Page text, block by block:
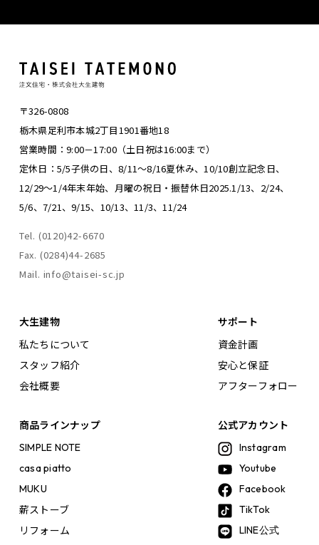
〒326-0808
栃木県足利市本城2丁目1901番地18
営業時間：9:00－17:00（土日祝は16:00まで）
定休日：5/5子供の日、8/11～8/16夏休み、10/10創立記念日、
12/29～1/4年末年始、 月曜の祝日・振替休日2025.1/13、2/24、
5/6、7/21、9/15、10/13、11/3、11/24
Tel. (0120)42-6670
Fax. (0284)44-2685
Mail. info@taisei-sc.jp
大生建物
私たちについて
スタッフ紹介
会社概要
商品ラインナップ
SIMPLE NOTE
casa piatto
MUKU
薪ストーブ
リフォーム
サポート
資金計画
安心と保証
アフターフォロー
公式アカウント
Instagram
Youtube
Facebook
TikTok
LINE公式